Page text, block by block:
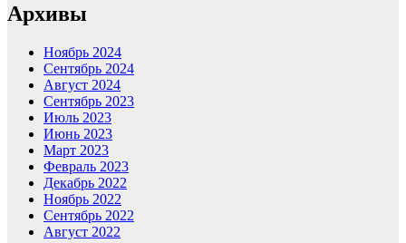
Архивы
Ноябрь 2024
Сентябрь 2024
Август 2024
Сентябрь 2023
Июль 2023
Июнь 2023
Март 2023
Февраль 2023
Декабрь 2022
Ноябрь 2022
Сентябрь 2022
Август 2022